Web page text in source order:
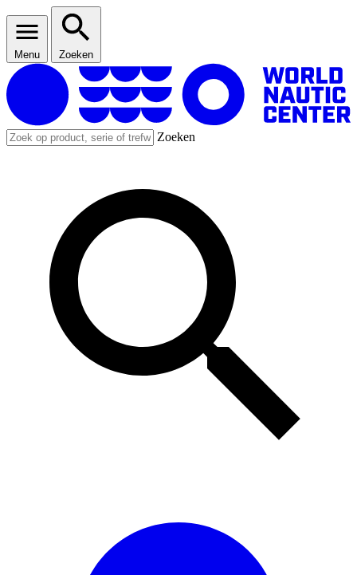
Menu Zoeken
Zoeken